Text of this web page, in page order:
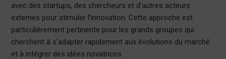
avec des startups, des chercheurs et d’autres acteurs
externes pour stimuler l’innovation. Cette approche est
particulièrement pertinente pour les grands groupes qui
cherchent à s’adapter rapidement aux évolutions du marché
et à intégrer des idées novatrices.